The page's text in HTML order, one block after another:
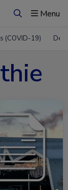
ZoekenMenu
(COVID-19)